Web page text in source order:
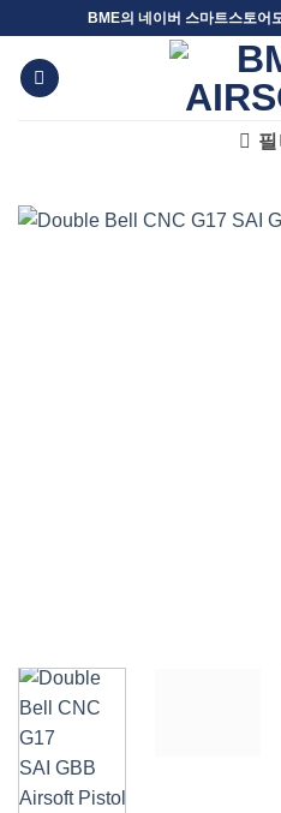
content
BME의 네이버 스마트스토어
필